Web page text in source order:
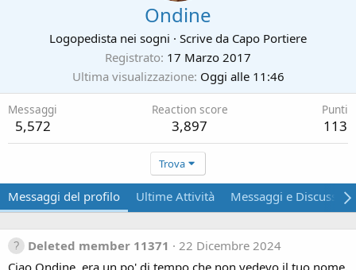
Ondine
Logopedista nei sogni · Scrive da Capo Portiere
Registrato 17 Marzo 2017
Ultima visualizzazione Oggi alle 11:46
Messaggi
5,572
Reaction score
3,897
Punti
113
Trova
Messaggi del profilo Ultime Attività Messaggi e
Deleted member 11371
22 Dicembre 2024
Ciao Ondine, era un po' di tempo che non vedevo il tuo nome.